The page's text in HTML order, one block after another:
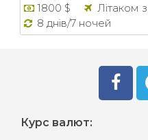
1800 $
Літаком
8 днів/7 ночей
Курс валют: